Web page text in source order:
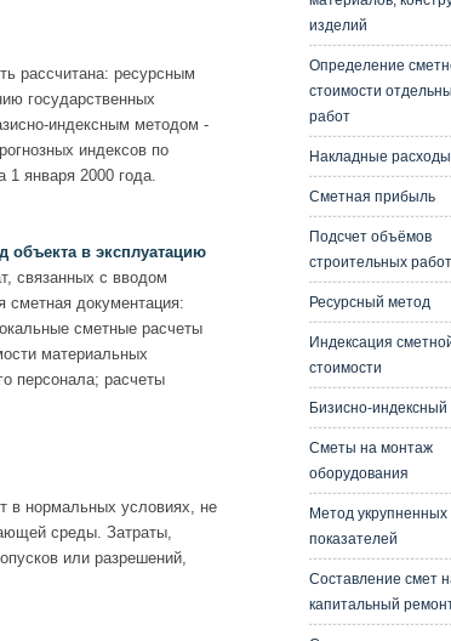
рассчитана: ресурсным
государственных
индексным методом -
индексов по
1 января 2000 года.
объекта в эксплуатацию
связанных с вводом
сметная документация:
сметные расчеты
материальных
персонала; расчеты
в нормальных условиях, не
среды. Затраты,
или разрешений,
изделий
Определение
стоимости
работ
Накладные расходы
Сметная прибыль
Подсчет объёмов
строительных работ
Ресурсный метод
Индексация
стоимости
Бизисно-
Сметы на монтаж
оборудования
Метод укрупненных
показателей
Составление смет
капитальный